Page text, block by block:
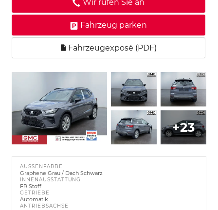
Wir rufen Sie an
Fahrzeug parken
Fahrzeugexposé (PDF)
+23
AUSSENFARBE
Graphene Grau / Dach Schwarz
INNENAUSSTATTUNG
FR Stoff
GETRIEBE
Automatik
ANTRIEBSACHSE